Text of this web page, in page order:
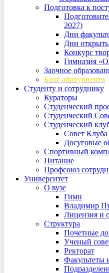
Подготовка к
2027)
Дни
Дни
Конкурс
Гимназия
Заочное
Блог абитуриента
Студенту и сотруднику
Кураторы
Студенческий
Студенческий
Студенческий
Совет Клуба
Досуговые
Спортивный
Питание
Профсоюз
Университет
О вузе
Гимн
Владимир
Лицензия и
Структура
Почетные
Ученый
Ректорат
Факультеты